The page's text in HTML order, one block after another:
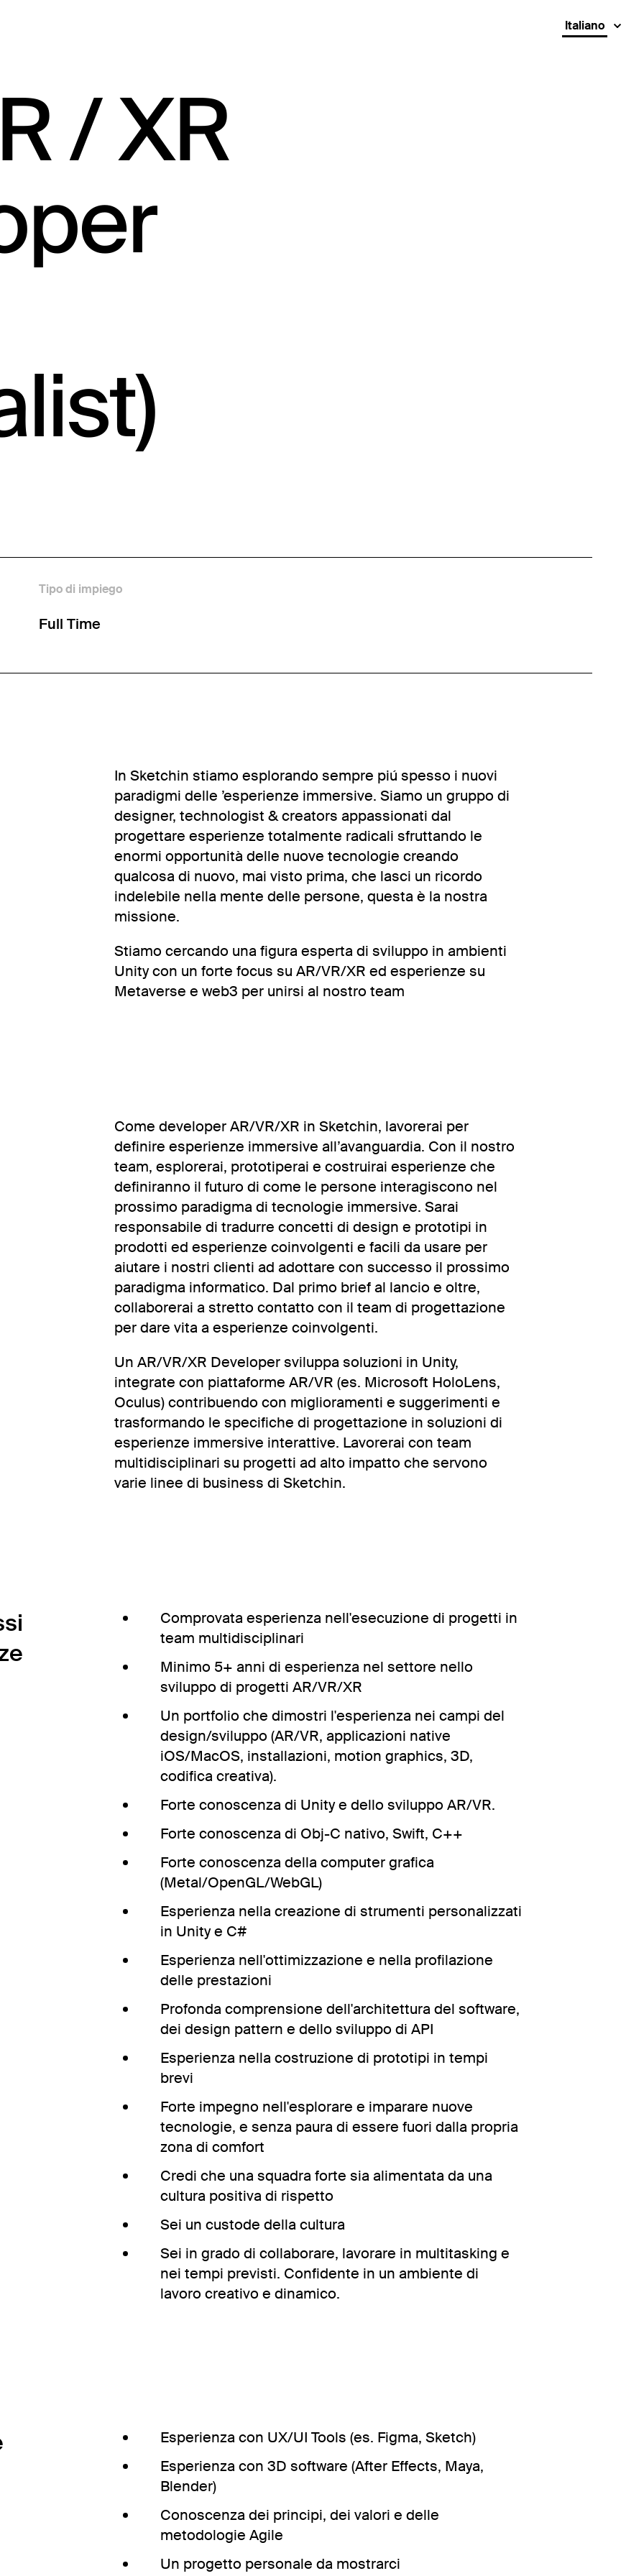
Italiano
/ XR
Tipo di impiego
Full Time
In Sketchin stiamo esplorando sempre piú spesso i nuovi
paradigmi delle ’esperienze immersive. Siamo un gruppo di
designer, technologist & creators appassionati dal
progettare esperienze totalmente radicali sfruttando le
enormi opportunità delle nuove tecnologie creando
qualcosa di nuovo, mai visto prima, che lasci un ricordo
indelebile nella mente delle persone, questa è la nostra
missione.
Stiamo cercando una figura esperta di sviluppo in ambienti
Unity con un forte focus su AR/VR/XR ed esperienze su
Metaverse e web3 per unirsi al nostro team
Come developer AR/VR/XR in Sketchin, lavorerai per
definire esperienze immersive all’avanguardia. Con il nostro
team, esplorerai, prototiperai e costruirai esperienze che
definiranno il futuro di come le persone interagiscono nel
prossimo paradigma di tecnologie immersive. Sarai
responsabile di tradurre concetti di design e prototipi in
prodotti ed esperienze coinvolgenti e facili da usare per
aiutare i nostri clienti ad adottare con successo il prossimo
paradigma informatico. Dal primo brief al lancio e oltre,
collaborerai a stretto contatto con il team di progettazione
per dare vita a esperienze coinvolgenti.
Un AR/VR/XR Developer sviluppa soluzioni in Unity,
integrate con piattaforme AR/VR (es. Microsoft HoloLens,
Oculus) contribuendo con miglioramenti e suggerimenti e
trasformando le specifiche di progettazione in soluzioni di
esperienze immersive interattive. Lavorerai con team
multidisciplinari su progetti ad alto impatto che servono
varie linee di business di Sketchin.
Comprovata esperienza nell'esecuzione di progetti in
team multidisciplinari
Minimo 5+ anni di esperienza nel settore nello
sviluppo di progetti AR/VR/XR
Un portfolio che dimostri l'esperienza nei campi del
design/sviluppo (AR/VR, applicazioni native
iOS/MacOS, installazioni, motion graphics, 3D,
codifica creativa).
Forte conoscenza di Unity e dello sviluppo AR/VR.
Forte conoscenza di Obj-C nativo, Swift, C++
Forte conoscenza della computer grafica
(Metal/OpenGL/WebGL)
Esperienza nella creazione di strumenti personalizzati
in Unity e C#
Esperienza nell'ottimizzazione e nella profilazione
delle prestazioni
Profonda comprensione dell'architettura del software,
dei design pattern e dello sviluppo di API
Esperienza nella costruzione di prototipi in tempi
brevi
Forte impegno nell'esplorare e imparare nuove
tecnologie, e senza paura di essere fuori dalla propria
zona di comfort
Credi che una squadra forte sia alimentata da una
cultura positiva di rispetto
Sei un custode della cultura
Sei in grado di collaborare, lavorare in multitasking e
nei tempi previsti. Confidente in un ambiente di
lavoro creativo e dinamico.
Esperienza con UX/UI Tools (es. Figma, Sketch)
Esperienza con 3D software (After Effects, Maya,
Blender)
Conoscenza dei principi, dei valori e delle
metodologie Agile
Un progetto personale da mostrarci